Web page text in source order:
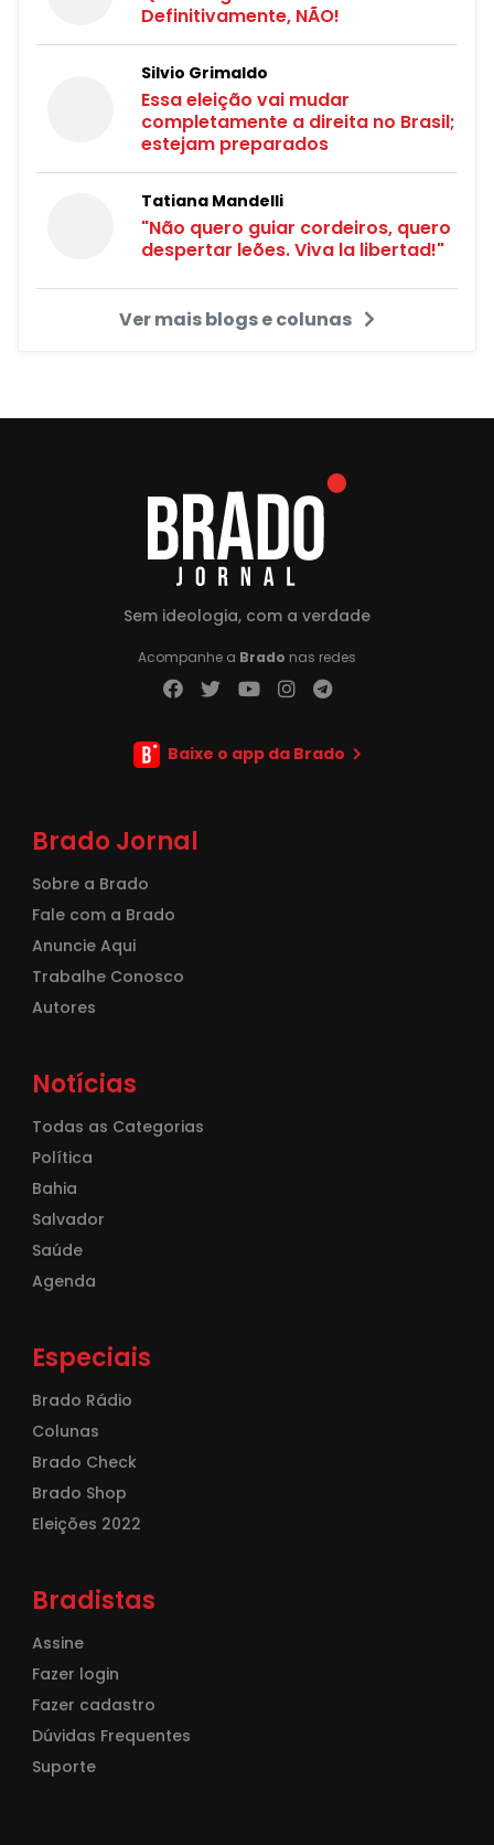
Definitivamente, NÃO!
Silvio Grimaldo
Essa eleição vai mudar
completamente a direita no Brasil;
estejam preparados
Tatiana Mandelli
"Não quero guiar cordeiros, quero
despertar leões. Viva la libertad!"
Ver mais blogs e colunas
Sem ideologia, com a verdade
Acompanhe a Brado nas redes
Baixe o app da Brado
Brado Jornal
Sobre a Brado
Fale com a Brado
Anuncie Aqui
Trabalhe Conosco
Autores
Notícias
Todas as Categorias
Política
Bahia
Salvador
Saúde
Agenda
Especiais
Brado Rádio
Colunas
Brado Check
Brado Shop
Eleições 2022
Bradistas
Assine
Fazer login
Fazer cadastro
Dúvidas Frequentes
Suporte